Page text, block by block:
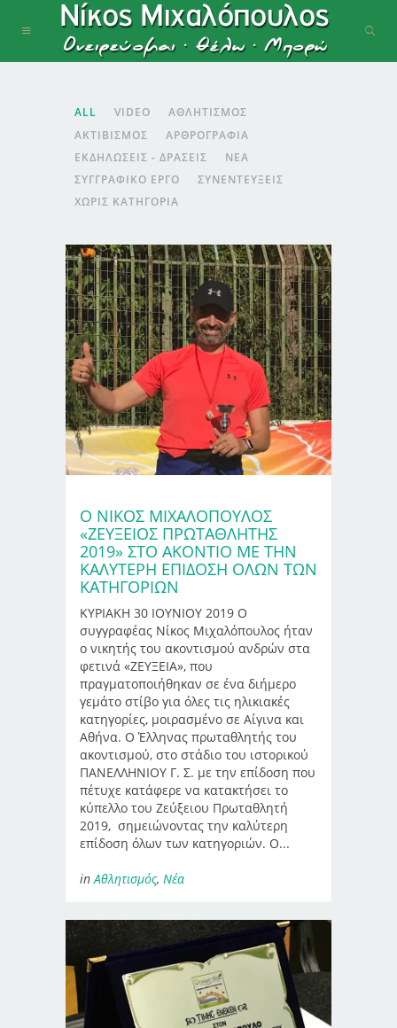
ALL VIDEO
ΑΘΛΗΤΙΣΜΌΣ
ΑΚΤΙΒΙΣΜΌΣ
ΑΡΘΡΟΓΡΑΦΊΑ
ΕΚΔΗΛΏΣΕΙΣ - ΔΡΆΣΕΙΣ
ΝΈΑ
ΣΥΓΓΡΑΦΙΚΌ ΈΡΓΟ
ΣΥΝΕΝΤΕΎΞΕΙΣ
ΧΩΡΊΣ ΚΑΤΗΓΟΡΊΑ
Ο ΝΙΚΟΣ ΜΙΧΑΛΟΠΟΥΛΟΣ
«ΖΕΥΞΕΙΟΣ ΠΡΩΤΑΘΛΗΤΗΣ
2019» ΣΤΟ ΑΚΟΝΤΙΟ ΜΕ ΤΗΝ
ΚΑΛΥΤΕΡΗ ΕΠΙΔΟΣΗ ΟΛΩΝ ΤΩΝ
ΚΑΤΗΓΟΡΙΩΝ
ΚΥΡΙΑΚΗ 30 ΙΟΥΝΙΟΥ 2019 Ο
συγγραφέας Νίκος Μιχαλόπουλος ήταν
ο νικητής του ακοντισμού ανδρών στα
φετινά «ΖΕΥΞΕΙΑ», που
πραγματοποιήθηκαν σε ένα διήμερο
γεμάτο στίβο για όλες τις ηλικιακές
κατηγορίες, μοιρασμένο σε Αίγινα και
Αθήνα. Ο Έλληνας πρωταθλητής του
ακοντισμού, στο στάδιο του ιστορικού
ΠΑΝΕΛΛΗΝΙΟΥ Γ. Σ. με την επίδοση που
πέτυχε κατάφερε να κατακτήσει το
κύπελλο του Ζεύξειου Πρωταθλητή
2019, σημειώνοντας την καλύτερη
επίδοση όλων των κατηγοριών. Ο...
inΑθλητισμός, Νέα